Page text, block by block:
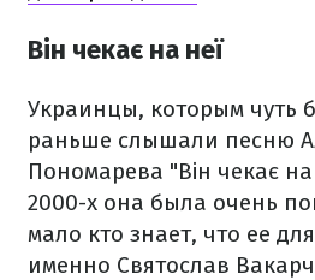
Він чекає на неї
Украинцы, которым чуть
раньше слышали песню
Пономарева "Він чекає
2000-х она была очень
мало кто знает, что ее
именно Святослав